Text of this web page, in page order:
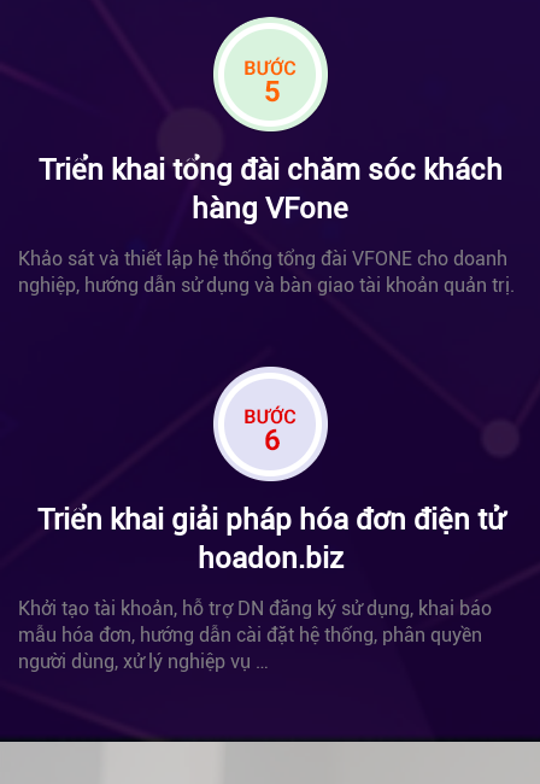
Triển khai tổng đài chăm sóc khách
hàng VFone
Khảo sát và thiết lập hệ thống tổng đài VFONE cho doanh
nghiệp, hướng dẫn sử dụng và bàn giao tài khoản quản trị.
Triển khai giải pháp hóa đơn điện tử
hoadon.biz
Khởi tạo tài khoản, hỗ trợ DN đăng ký sử dụng, khai báo
mẫu hóa đơn, hướng dẫn cài đặt hệ thống, phân quyền
người dùng, xử lý nghiệp vụ …